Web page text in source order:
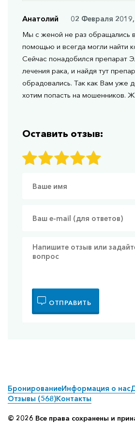
Анатолий
02 Февраля
Мы с женой не раз обращались в
помощью и всегда могли найти
Сейчас понадобился препарат
лечения рака, и найдя тут
обрадовались. Так как Вам уже
хотим попасть на мошенников.
Оставить отзыв:
ОТПРАВИТЬ
БронированиеИнформация о нас
Отзывы (568)Контакты
© 2026 Все права сохранены и